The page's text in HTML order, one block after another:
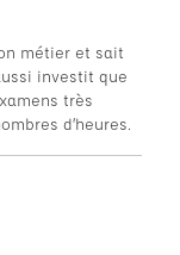
métier et sait
investit que
très
d’heures.